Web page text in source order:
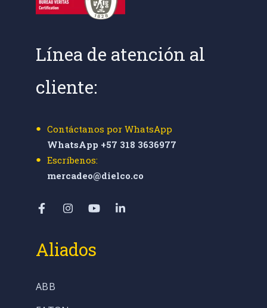
Línea de atención al
cliente:
Contáctanos por WhatsApp
WhatsApp +57 318 3636977
Escríbenos:
mercadeo@dielco.co
Aliados
ABB